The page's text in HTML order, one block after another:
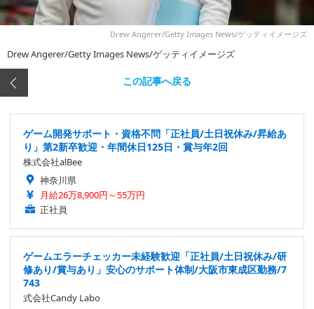
Drew Angerer/Getty Images News/ゲッティイメージズ
Drew Angerer/Getty Images News/ゲッティイメージズ
この記事へ戻る
ゲーム開発サポート・資格不問「正社員/土日祝休み/昇給あ
り」第2新卒歓迎・年間休日125日・賞与年2回
株式会社alBee
神奈川県
月給26万8,900円～55万円
正社員
ゲームエラーチェッカー未経験歓迎「正社員/土日祝休み/研
修あり/賞与あり」安心のサポート体制/大阪市東成区勤務/7
743
式会社Candy Labo